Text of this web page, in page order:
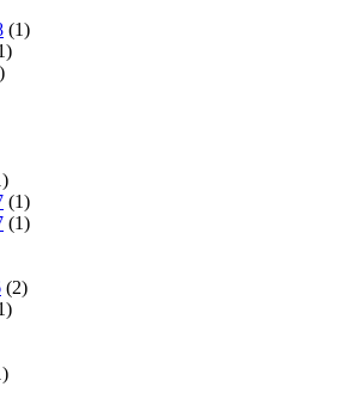
(1)
(1)
(1)
(2)